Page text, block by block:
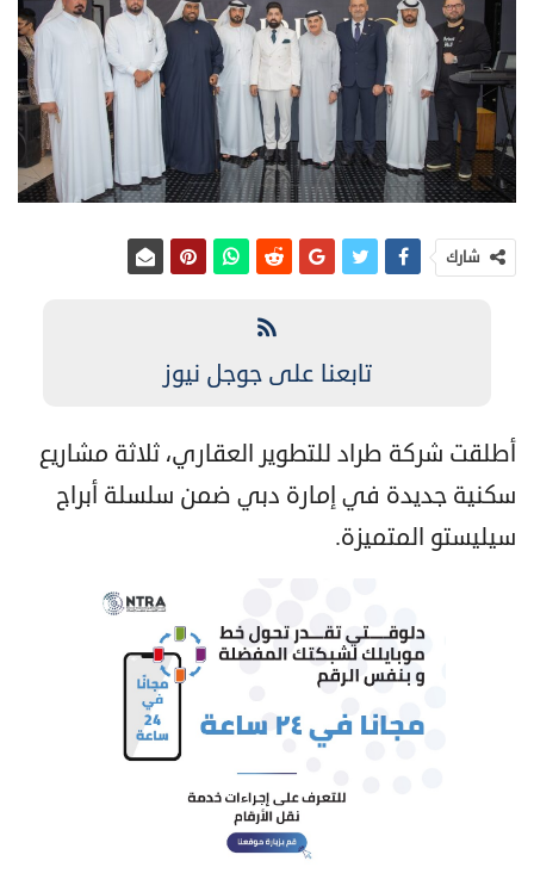
شارك
تابعنا على جوجل نيوز
أطلقت شركة طراد للتطوير العقاري، ثلاثة مشاريع
سكنية جديدة في إمارة دبي ضمن سلسلة أبراج
سيليستو المتميزة.